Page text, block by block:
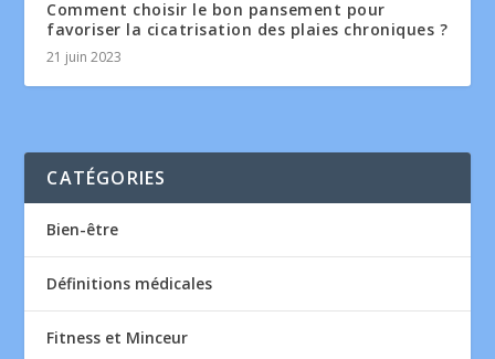
Comment choisir le bon pansement pour
favoriser la cicatrisation des plaies chroniques ?
21 juin 2023
CATÉGORIES
Bien-être
Définitions médicales
Fitness et Minceur